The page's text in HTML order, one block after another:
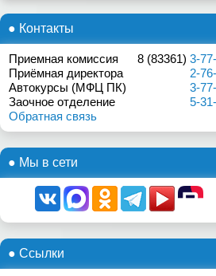
● Контакты
Приемная комиссия 8 (83361) 3-
Приёмная директора
2-
Автокурсы (МФЦ ПК)
3-
Заочное отделение
5-
Обратная связь
● Мы в сети
● Ссылки